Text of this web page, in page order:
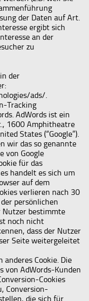
der Daten auf Art.
ergibt sich
an der
zu
der
ads/.
Tracking
AdWords ist ein
1600 Amphitheatre
States (“Google”).
wir das so genannte
von Google
für das
handelt es sich um
auf dem
verlieren nach 30
persönlichen
Nutzer bestimmte
noch nicht
dass der Nutzer
Seite weitergeleitet
anderes Cookie. Die
von AdWords-Kunden
Cookies
Conversion-
die sich für